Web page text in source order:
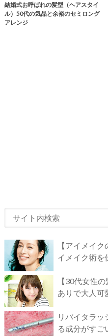
結婚式お呼ばれの髪型（ヘアスタイ
ル）50代の気品と余裕のセミロング
アレンジ
【アイメイ
イメイク術を
【30代女性
ありで大人可
リバイタラッ
る成分がすご